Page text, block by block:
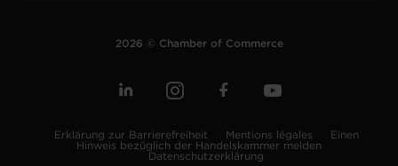
2026 © Chamber of Commerce
Erklärung zur Barrierefreiheit Mentions légales
Einen
Hinweis bezüglich der Handelskammer melden
Datenschutzerklärung